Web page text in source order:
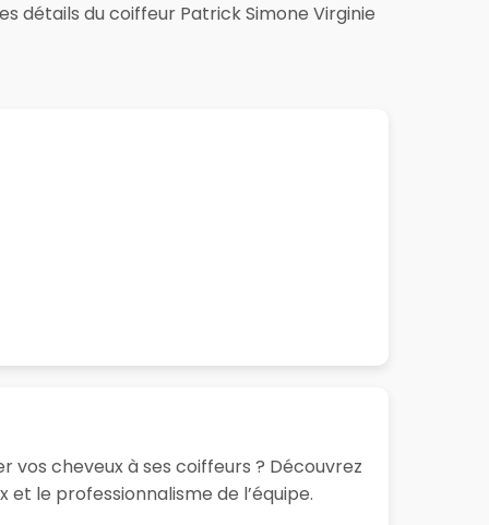
détails du coiffeur Patrick Simone Virginie
vos cheveux à ses coiffeurs ? Découvrez
le professionnalisme de l’équipe.